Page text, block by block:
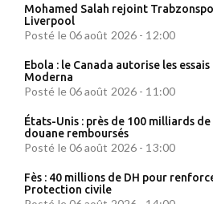
Mohamed Salah rejoint
Liverpool
Posté le 06 août 2026 - 12:00
Ebola : le Canada autorise les
Moderna
Posté le 06 août 2026 - 11:00
États-Unis : près de 100 milliards
douane remboursés
Posté le 06 août 2026 - 13:00
Fès : 40 millions de DH pour
Protection civile